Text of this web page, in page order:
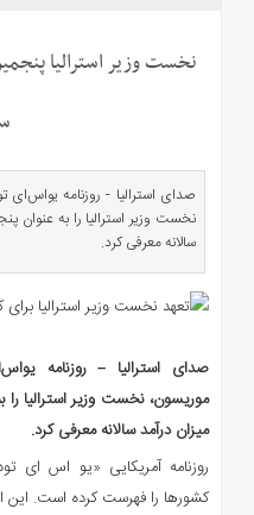
ارتباط
نخست وزیر استرالیا
صدای استرالیا - روزنامه یواس‌ای
نخست وزیر استرالیا را به عنوان
سالانه معرفی کرد.
صدای استرالیا – روزنامه
موریسون، نخست وزیر استرالیا
میزان درآمد سالانه معرفی کرد.
روزنامه آمریکایی «یو اس ای